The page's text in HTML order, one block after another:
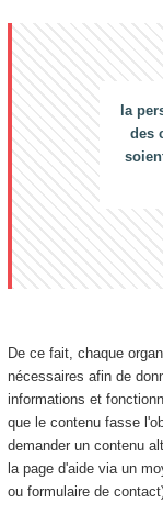
la
des
De ce fait, chaque
nécessaires afin de
informations et
que le contenu fasse
demander un contenu
la page d'aide via un
ou formulaire de